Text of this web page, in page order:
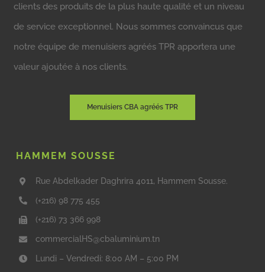
clients des produits de la plus haute qualité et un niveau
de service exceptionnel. Nous sommes convaincus que
notre équipe de menuisiers agréés TPR apportera une
valeur ajoutée à nos clients.
Menuisiers CBA agréés TPR
HAMMEM SOUSSE
Rue Abdelkader Daghrira 4011, Hammem Sousse.
(+216) 98 775 455
(+216) 73 366 998
commercialHS@cbaluminium.tn
Lundi – Vendredi: 8:00 AM – 5:00 PM